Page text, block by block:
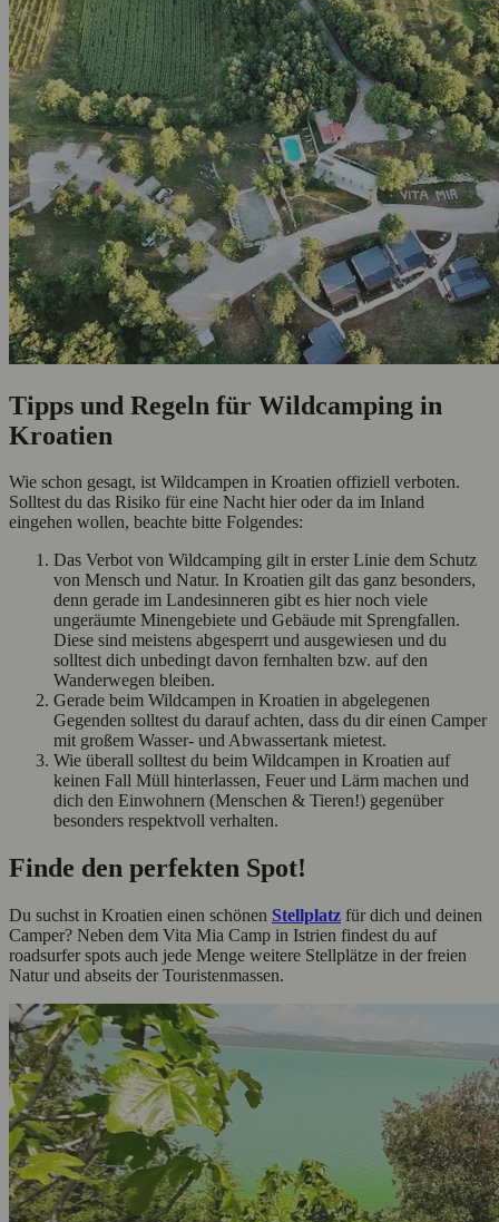
Tipps und Regeln für Wildcamping in
Kroatien
Wie schon gesagt, ist Wildcampen in Kroatien offiziell verboten.
Solltest du das Risiko für eine Nacht hier oder da im Inland
eingehen wollen, beachte bitte Folgendes:
Das Verbot von Wildcamping gilt in erster Linie dem Schutz
von Mensch und Natur. In Kroatien gilt das ganz besonders,
denn gerade im Landesinneren gibt es hier noch viele
ungeräumte Minengebiete und Gebäude mit Sprengfallen.
Diese sind meistens abgesperrt und ausgewiesen und du
solltest dich unbedingt davon fernhalten bzw. auf den
Wanderwegen bleiben.
Gerade beim Wildcampen in Kroatien in abgelegenen
Gegenden solltest du darauf achten, dass du dir einen Camper
mit großem Wasser- und Abwassertank mietest.
Wie überall solltest du beim Wildcampen in Kroatien auf
keinen Fall Müll hinterlassen, Feuer und Lärm machen und
dich den Einwohnern (Menschen & Tieren!) gegenüber
besonders respektvoll verhalten.
Finde den perfekten Spot!
Du suchst in Kroatien einen schönen Stellplatz für dich und deinen
Camper? Neben dem Vita Mia Camp in Istrien findest du auf
roadsurfer spots auch jede Menge weitere Stellplätze in der freien
Natur und abseits der Touristenmassen.